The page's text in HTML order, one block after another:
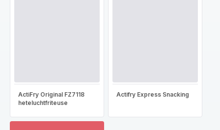
ActiFry Original FZ7118
heteluchtfriteuse
Actifry Express Snacking